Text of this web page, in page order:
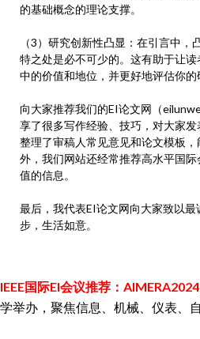
的基础概念的理论支撑。
（3）研究创新性凸显：在引言中，
特之处是必不可少的。这有助于让
中的价值和地位，并更好地评估你的
向大家推荐我们的EI论文网（
享了很多写作经验、技巧，对大家
整理了审稿人常见意见和论文模板
外，我们网站还经常推荐高水平国
值的信息。
最后，我代表EI论文网向大家致以
步，生活如意。
IEEE国际EI会议推荐：AIMERA2024
学举办，聚焦信息、机械、仪表、